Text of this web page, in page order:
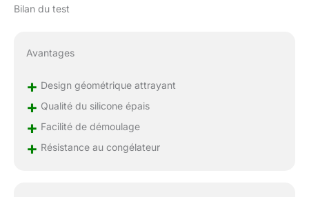
Bilan du test
Avantages
+ Design géométrique attrayant
+ Qualité du silicone épais
+ Facilité de démoulage
+ Résistance au congélateur